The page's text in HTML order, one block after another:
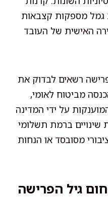
גמל מספקות קצבאות
האישית של העובד
פרישה רשאים לבדוק את
מביטוח לאומי,
על ידי המדינה
שינויים ברמת תשלומי
מסובסד או הנחות
גיל הפרישה